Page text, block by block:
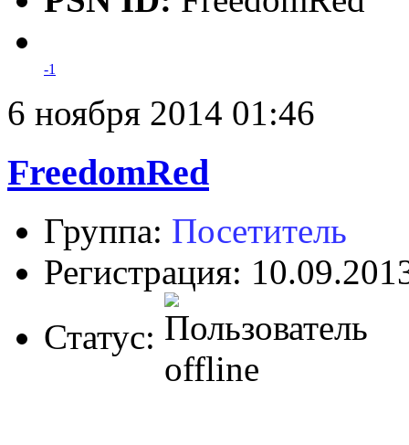
-1
6 ноября 2014 01:46
FreedomRed
Группа: Посетитель
Регистрация:
Статус: